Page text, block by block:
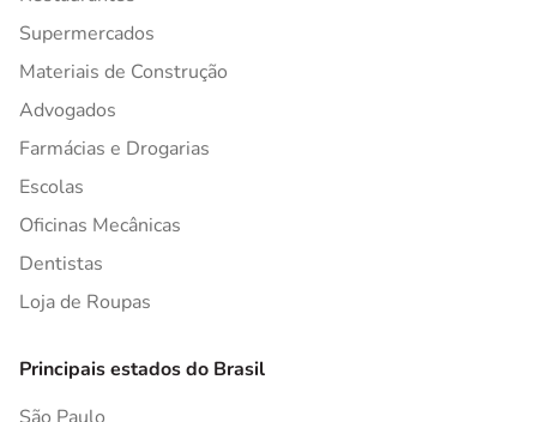
Supermercados
Materiais de Construção
Advogados
Farmácias e Drogarias
Escolas
Oficinas Mecânicas
Dentistas
Loja de Roupas
Principais estados do Brasil